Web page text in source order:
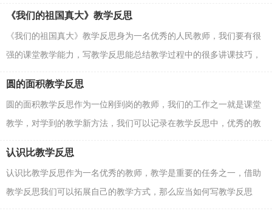
《我们的祖国真大》教学反思
《我们的祖国真大》教学反思身为一名优秀的人民教师，我们要有很
强的课堂教学能力，写教学反思能总结教学过程中的很多讲课技巧，
圆的面积教学反思
圆的面积教学反思作为一位刚到岗的教师，我们的工作之一就是课堂
教学，对学到的教学新方法，我们可以记录在教学反思中，优秀的教
认识比教学反思
认识比教学反思作为一名优秀的教师，教学是重要的任务之一，借助
教学反思我们可以拓展自己的教学方式，那么应当如何写教学反思